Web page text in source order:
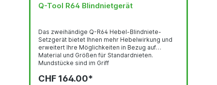
Q-Tool R64 Blindnietgerät
Das zweihändige Q-R64 Hebel-Blindniete-
Setzgerät bietet Ihnen mehr Hebelwirkung und
erweitert Ihre Möglichkeiten in Bezug auf
Material und Größen für Standardnieten.
Mundstücke sind im Griff
4.8/5.0 | 6.0 | 6.4 mm alle
CHF 164.00*